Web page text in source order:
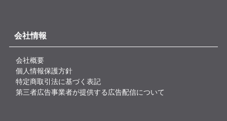
会社情報
会社概要
個人情報保護方針
特定商取引法に基づく表記
第三者広告事業者が提供する広告配信について